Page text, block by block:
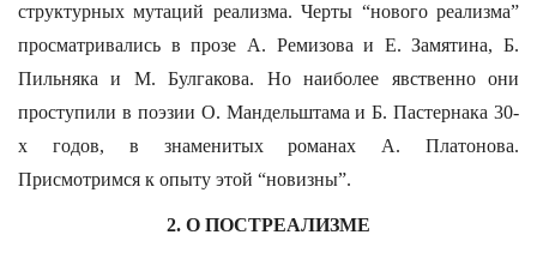
структурных мутаций реализма. Черты “нового реализма”
просматривались в прозе А. Ремизова и Е. Замятина, Б.
Пильняка и М. Булгакова. Но наиболее явственно они
проступили в поэзии О. Мандельштама и Б. Пастернака 30-
х годов, в знаменитых романах А. Платонова.
Присмотримся к опыту этой “новизны”.
2. О ПОСТРЕАЛИЗМЕ